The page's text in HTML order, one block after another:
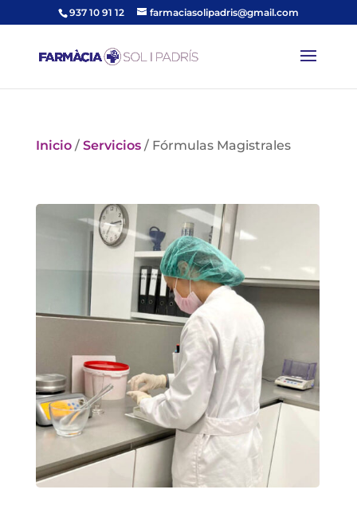
937 10 91 12 farmaciasolipadris@gmail.com
Inicio/ Servicios/ Fórmulas Magistrales